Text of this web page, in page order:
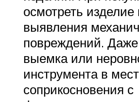
осмотреть
выявления
повреждений.
выемка или
инструмента в
соприкосновения с